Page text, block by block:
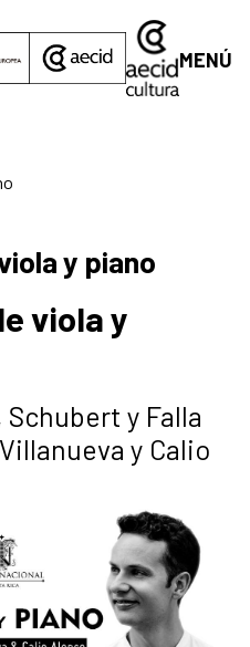
MENÚ
y piano
viola y
Schubert y Falla
y Calio